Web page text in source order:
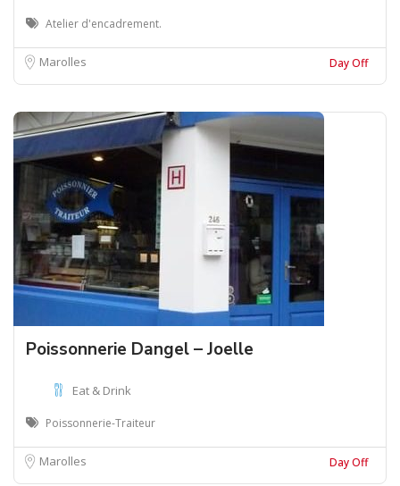
Atelier d'encadrement.
Marolles Day Off
Poissonnerie Dangel – Joelle
Eat & Drink
Poissonnerie-Traiteur
Marolles Day Off